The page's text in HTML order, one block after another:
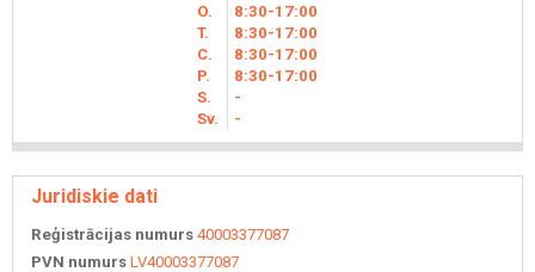
O.
8 30-17 00
T.
8 30-17 00
C.
8 30-17 00
P.
8 30-17 00
S.
-
Sv.
-
Juridiskie dati
Reģistrācijas numurs 40003377087
PVN numurs LV40003377087